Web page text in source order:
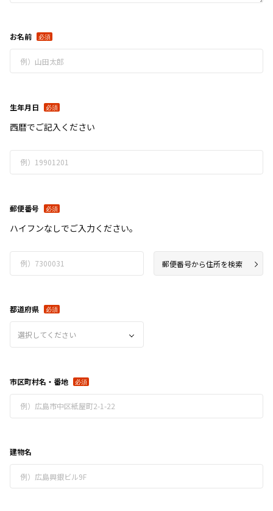
お名前
生年月日
西暦でご記入ください
郵便番号
ハイフンなしでご入力ください。
郵便番号から住所を検索
都道府県
選択してください
市区町村名・番地
建物名